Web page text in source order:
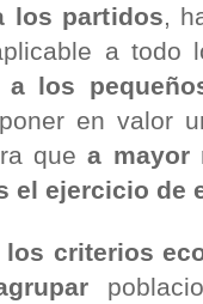
los partidos,
a todo
los
en valor
quea mayor
el ejercicio de
los criterios